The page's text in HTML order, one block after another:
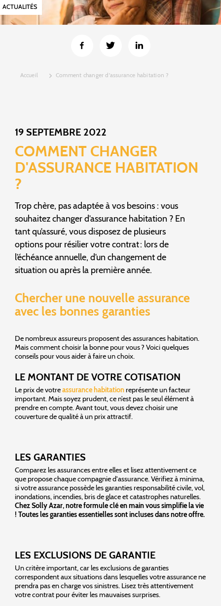
ACTUALITÉS
Accueil Comment changer d'assurance habitation ?
19 SEPTEMBRE 2022
COMMENT CHANGER
D'ASSURANCE HABITATION
?
Trop chère, pas adaptée à vos besoins : vous
souhaitez changer d’assurance habitation ? En
tant qu’assuré, vous disposez de plusieurs
options pour résilier votre contrat : lors de
l’échéance annuelle, d’un changement de
situation ou après la première année.
Chercher une nouvelle assurance
avec les bonnes garanties
De nombreux assureurs proposent des assurances habitation.
Mais comment choisir la bonne pour vous ? Voici quelques
conseils pour vous aider à faire un choix.
LE MONTANT DE VOTRE COTISATION
Le prix de votreassurance habitationreprésente un facteur
important. Mais soyez prudent, ce n’est pas le seul élément à
prendre en compte. Avant tout, vous devez choisir une
couverture de qualité à un prix attractif.
LES GARANTIES
Comparez les assurances entre elles et lisez attentivement ce
que propose chaque compagnie d'assurance. Vérifiez à minima,
si votre assurance possède les garanties responsabilité civile, vol,
inondations, incendies, bris de glace et catastrophes naturelles.
Chez Solly Azar, notre formule clé en main vous simplifie la vie
! Toutes les garanties essentielles sont incluses dans notre offre.
LES EXCLUSIONS DE GARANTIE
Un critère important, car les exclusions de garanties
correspondent aux situations dans lesquelles votre assurance ne
prendra pas en charge vos sinistres. Lisez très attentivement
votre contrat pour éviter les mauvaises surprises.